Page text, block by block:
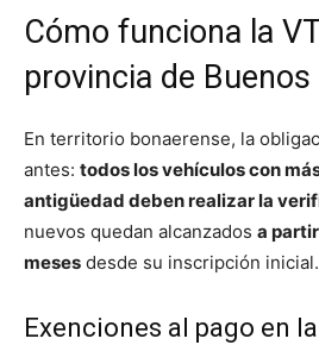
Cómo funciona la
provincia de
En territorio bonaerense, la
antes: todos los vehículos con
antigüedad deben realizar la
nuevos quedan alcanzados a
meses desde su inscripción inicial.
Exenciones al pago en